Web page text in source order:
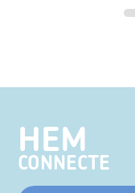
HEM
CONNECTE